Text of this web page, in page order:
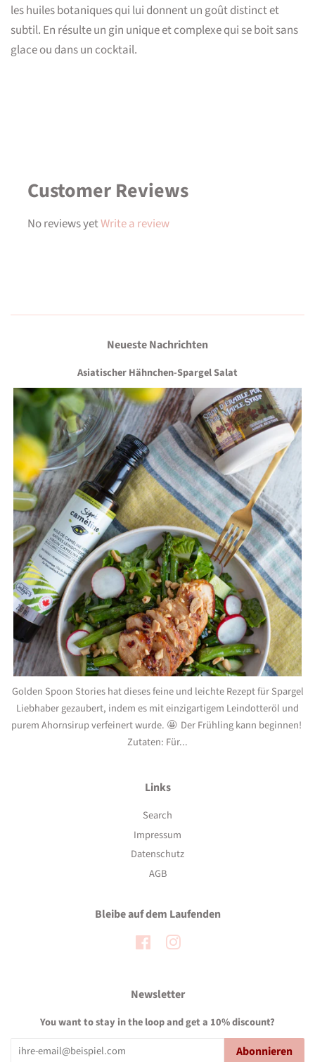
les huiles botaniques qui lui donnent un goût distinct et
subtil. En résulte un gin unique et complexe qui se boit sans
glace ou dans un cocktail.
Customer Reviews
No reviews yetWrite a review
Neueste Nachrichten
Asiatischer Hähnchen-Spargel Salat
Golden Spoon Stories hat dieses feine und leichte Rezept für Spargel
Liebhaber gezaubert, indem es mit einzigartigem Leindotteröl und
purem Ahornsirup verfeinert wurde. 🤩 Der Frühling kann beginnen!
Zutaten: Für...
Links
Search
Impressum
Datenschutz
AGB
Bleibe auf dem Laufenden
FacebookInstagram
Newsletter
You want to stay in the loop and get a 10% discount?
Abonnieren